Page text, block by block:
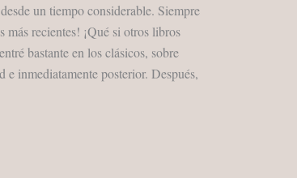
un tiempo considerable. Siempre
más recientes! ¡Qué si otros libros
bastante en los clásicos, sobre
inmediatamente posterior. Después,